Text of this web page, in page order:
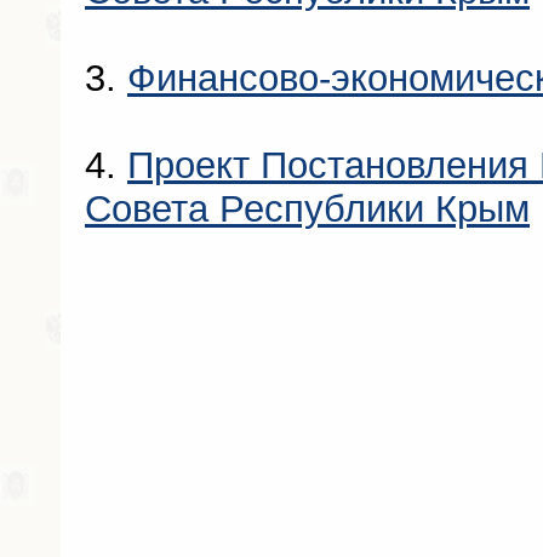
3. Финансово-
4. Проект Постановления
Совета Республики Крым